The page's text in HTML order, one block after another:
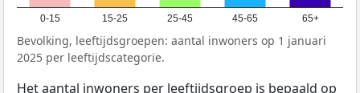
0-15 15-25 25-45 45-65 65+
Bevolking, leeftijdsgroepen: aantal inwoners op 1 januari
2025 per leeftijdscategorie.
Het aantal inwoners per leeftijdsgroep is bepaald op